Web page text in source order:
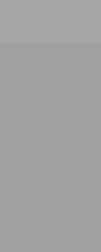
Taalselectie